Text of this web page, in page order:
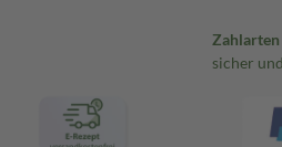
Zahlarten
sicher